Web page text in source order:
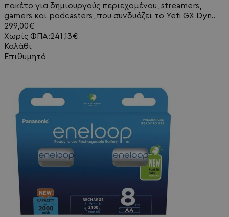
πακέτο για δημιουργούς περιεχομένου, streamers,
gamers και podcasters, που συνδυάζει το Yeti GX Dyn..
299,00€
Χωρίς ΦΠΑ:241,13€
Καλάθι
Επιθυμητό